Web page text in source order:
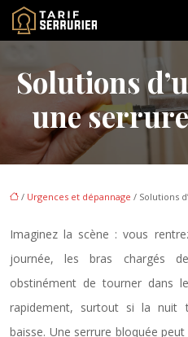
Solutions
une
/ Urgences et dépannage / Solutions
Imaginez la scène : vous
journée, les bras chargés
obstinément de tourner dans
rapidement, surtout si la nuit
baisse. Une serrure bloquée